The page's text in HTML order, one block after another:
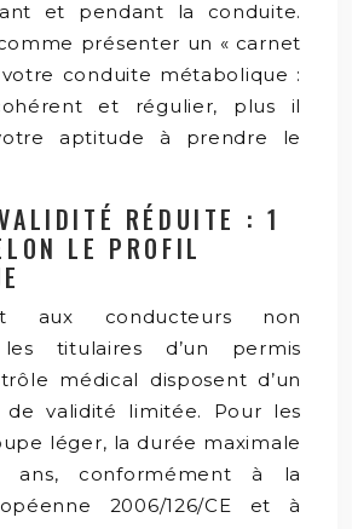
et pendant la conduite.
présenter un « carnet
conduite métabolique :
et régulier, plus il
aptitude à prendre le
RÉDUITE : 1
LE PROFIL
aux conducteurs non
les titulaires d’un permis
médical disposent d’un
validité limitée. Pour les
léger, la durée maximale
conformément à la
2006/126/CE et à